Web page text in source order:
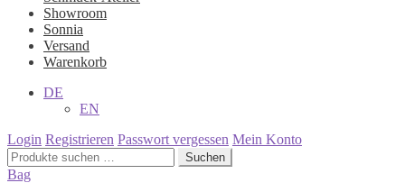
Showroom
Sonnia
Versand
Warenkorb
DE
EN
Login Registrieren Passwort vergessen Mein Konto
Suchen
nach:
Suchen
Bag